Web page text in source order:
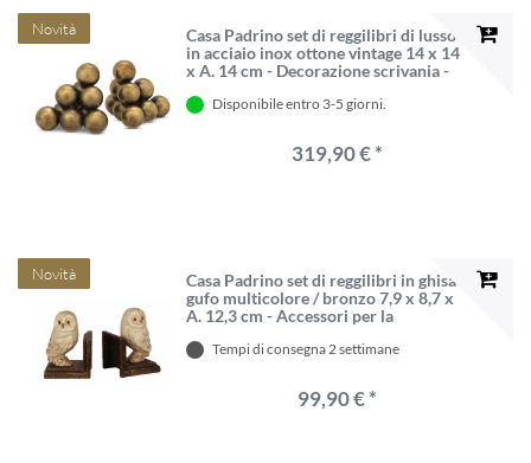
Novità
Casa Padrino set di reggilibri di lusso
in acciaio inox ottone vintage 14 x 14
x A. 14 cm - Decorazione scrivania -
decorativi - Accessori di lusso
Disponibile entro 3-5 giorni.
319,90 € *
Novità
Casa Padrino set di reggilibri in ghisa
gufo multicolore / bronzo 7,9 x 8,7 x
A. 12,3 cm - Accessori per la
scrivania
Tempi di consegna 2 settimane
99,90 € *